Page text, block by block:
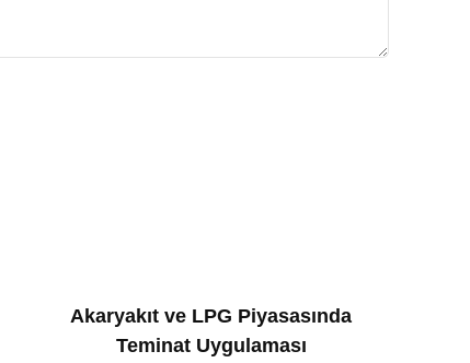
Akaryakıt ve LPG Piyasasında
Teminat Uygulaması